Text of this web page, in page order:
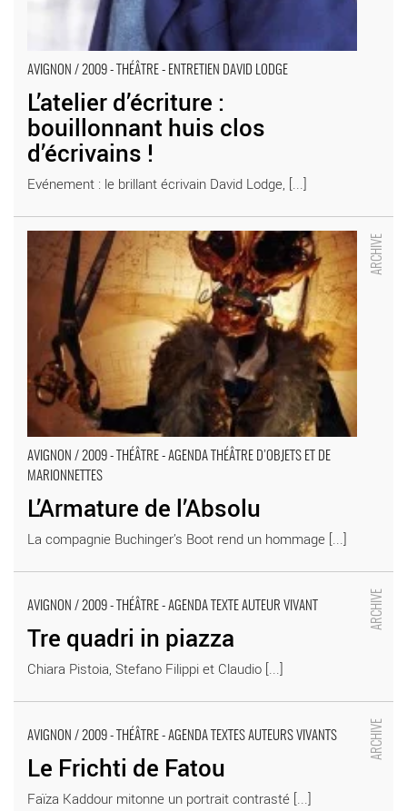
AVIGNON / 2009 - THÉÂTRE - ENTRETIEN DAVID LODGE
L’atelier d’écriture :
bouillonnant huis clos
d’écrivains !
Evénement : le brillant écrivain David Lodge, [...]
AVIGNON / 2009 - THÉÂTRE - AGENDA THÉÂTRE D’OBJETS ET DE
MARIONNETTES
L’Armature de l’Absolu
La compagnie Buchinger’s Boot rend un hommage [...]
AVIGNON / 2009 - THÉÂTRE - AGENDA TEXTE AUTEUR VIVANT
Tre quadri in piazza
Chiara Pistoia, Stefano Filippi et Claudio [...]
AVIGNON / 2009 - THÉÂTRE - AGENDA TEXTES AUTEURS VIVANTS
Le Frichti de Fatou
Faïza Kaddour mitonne un portrait contrasté [...]